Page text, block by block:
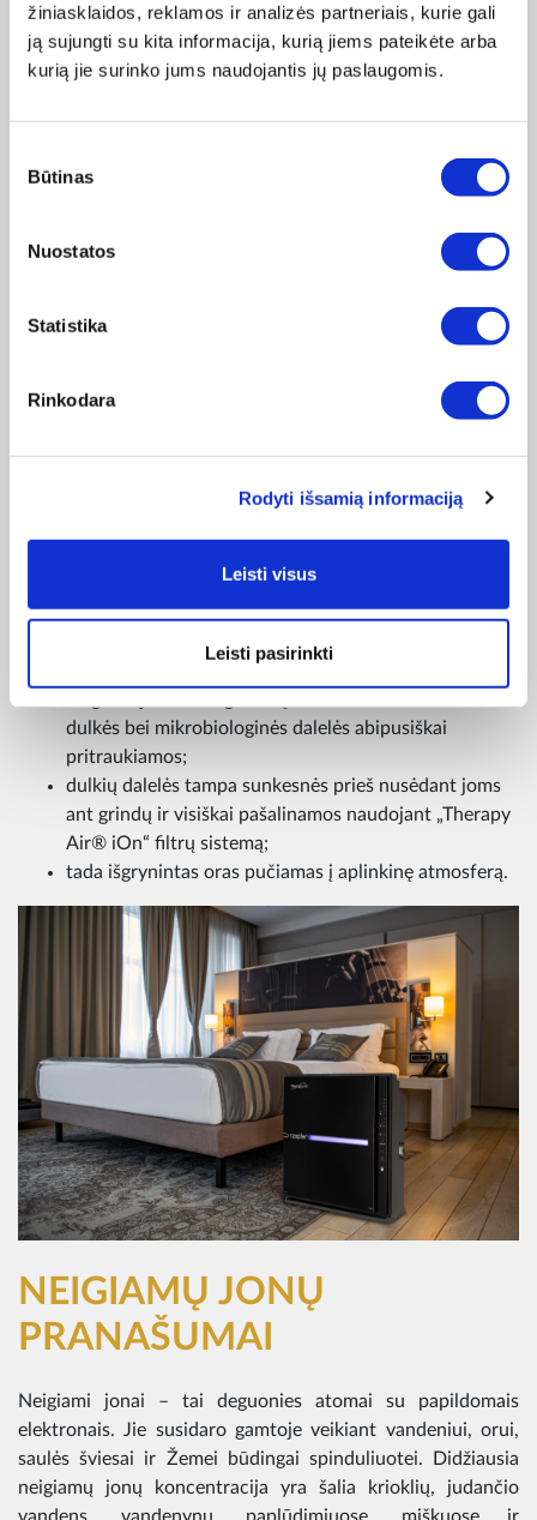
žiniasklaidos, reklamos ir analizės partneriais, kurie gali
ją sujungti su kita informacija, kurią jiems pateikėte arba
kurią jie surinko jums naudojantis jų paslaugomis.
pasirinkimas
Būtinas
Nuostatos
Statistika
Rinkodara
Rodyti išsamią informaciją
Leisti visus
Leisti pasirinkti
VALYMO VEIKSMAI
Tyliai ir veiksmingai dirbantį„Therapy Air iOn“įtaisą sudaro
modernūs mechanizmai ir specialūs atskiri komponentai,
dėl kurių jis veikia gana paprastai:
tuomet išgrynintas oras pereina per neigiamų jonų
generatorių ir papildomas neigiamais jonais;
dulkės bei mikrobiologinės dalelės abipusiškai
pritraukiamos;
dulkių dalelės tampa sunkesnės prieš nusėdant joms
ant grindų ir visiškai pašalinamos naudojant „Therapy
Air® iOn“ filtrų sistemą;
tada išgrynintas oras pučiamas į aplinkinę atmosferą.
NEIGIAMŲ JONŲ
PRANAŠUMAI
Neigiami jonai – tai deguonies atomai su papildomais
elektronais. Jie susidaro gamtoje veikiant vandeniui, orui,
saulės šviesai ir Žemei būdingai spinduliuotei. Didžiausia
neigiamų jonų koncentracija yra šalia krioklių, judančio